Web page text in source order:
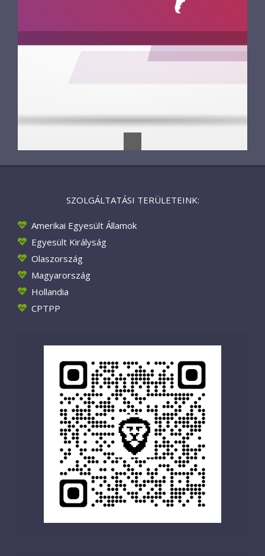
SZOLGÁLTATÁSI TERÜLETEINK:
Amerikai Egyesült Államok
Egyesült Királyság
Olaszország
Magyarország
Hollandia
CPTPP